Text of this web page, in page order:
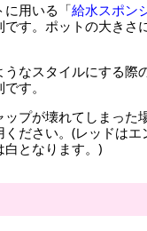
に用いる「給水スポン
す。ポットの大きさ
なスタイルにする際
す。
プが壊れてしまった
ください。(レッドは
となります。)